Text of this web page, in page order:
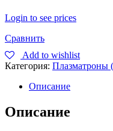
Login to see prices
Сравнить
Add to wishlist
Категория: Плазматроны
Описание
Описание